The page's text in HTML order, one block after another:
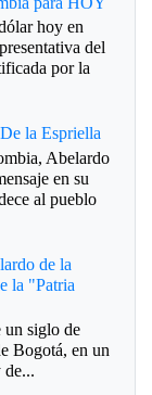
hoy en
del
por la
la Espriella
Abelardo
en su
al pueblo
de la
la "Patria
un siglo de
Bogotá, en un
de...